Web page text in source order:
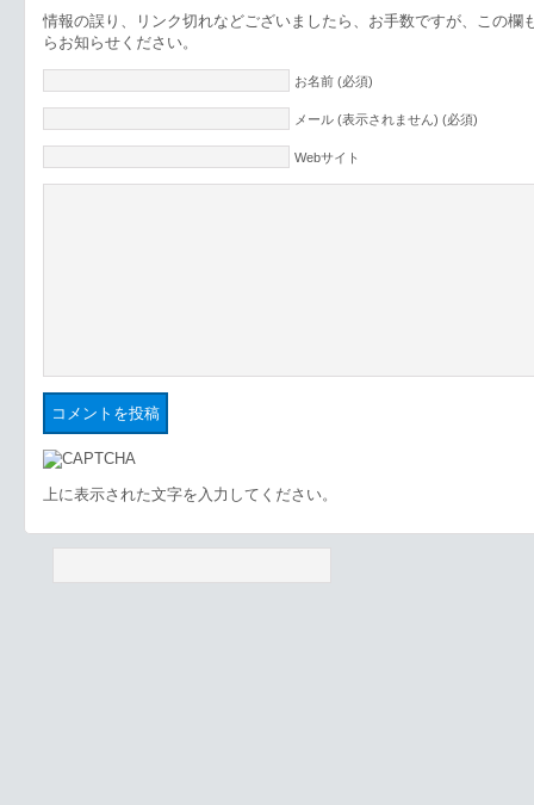
情報の誤り、リンク切れなどございましたら、お手数ですが、この欄
らお知らせください。
お名前 (必須)
メール (表示されません) (必須)
Webサイト
上に表示された文字を入力してください。